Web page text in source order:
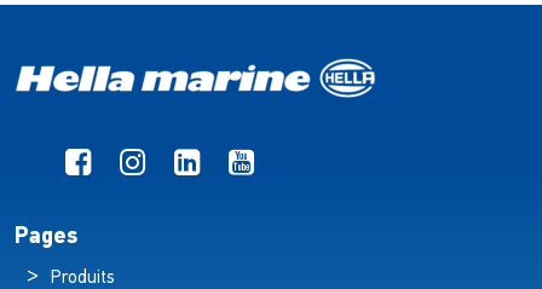
Pages
Produits